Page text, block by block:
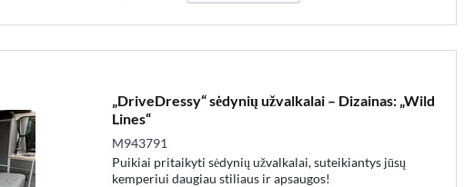
„DriveDressy“ sėdynių užvalkalai – Dizainas: „Wild
Lines“
M943791
Puikiai pritaikyti sėdynių užvalkalai, suteikiantys jūsų
kemperiui daugiau stiliaus ir apsaugos!